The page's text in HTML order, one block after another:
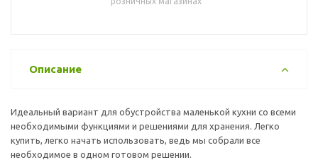
Описание
Идеальный вариант для обустройства маленькой кухни со всеми
необходимыми функциями и решениями для хранения. Легко
купить, легко начать использовать, ведь мы собрали все
необходимое в одном готовом решении.